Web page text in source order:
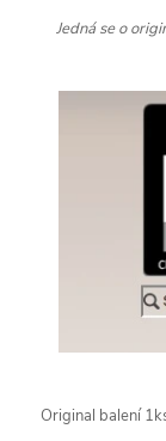
Jedná se o
Original balení